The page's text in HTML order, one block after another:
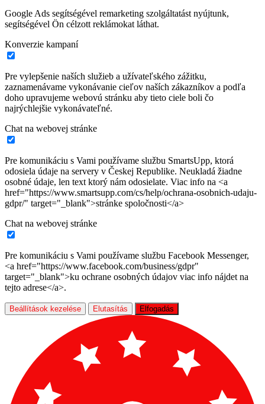
Google Ads segítségével remarketing szolgáltatást nyújtunk,
segítségével Ön célzott reklámokat láthat.
Konverzie kampaní
Pre vylepšenie naších služieb a užívateľského zážitku,
zaznamenávame vykonávanie cieľov naších zákazníkov a podľa
doho upravujeme webovú stránku aby tieto ciele boli čo
najrýchlejšie vykonávateľné.
Chat na webovej stránke
Pre komunikáciu s Vami používame službu SmartsUpp, ktorá
odosiela údaje na servery v Českej Republike. Neukladá žiadne
osobné údaje, len text ktorý nám odosielate. Viac info na <a
href="https://www.smartsupp.com/cs/help/ochrana-osobnich-udaju-
gdpr/" target="_blank">stránke spoločnosti</a>
Chat na webovej stránke
Pre komunikáciu s Vami používame službu Facebook Messenger,
<a href="https://www.facebook.com/business/gdpr"
target="_blank">ku ochrane osobných údajov viac info nájdet na
tejto adrese</a>.
Beállítások kezelése Elutasítás Elfogadás